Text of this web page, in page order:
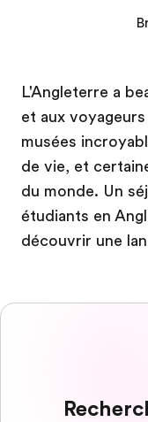
L'Angleterre a
et aux
musées
de vie, et
du monde. Un
étudiants en
découvrir une